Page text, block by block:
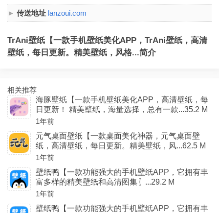
传送地址 lanzoui.com
TrAni壁纸【一款手机壁纸美化APP，TrAni壁纸，高清
壁纸，每日更新。精美壁纸，风格...简介
相关推荐
海豚壁纸【一款手机壁纸美化APP，高清壁纸，每
日更新！ 精美壁纸，海量选择，总有一款...35.2 M
1年前
元气桌面壁纸【一款桌面美化神器，元气桌面壁
纸，高清壁纸，每日更新。精美壁纸，风...62.5 M
1年前
壁纸鸭【一款功能强大的手机壁纸APP，它拥有丰
富多样的精美壁纸和高清图集〖...29.2 M
1年前
壁纸鸭【一款功能强大的手机壁纸APP，它拥有丰